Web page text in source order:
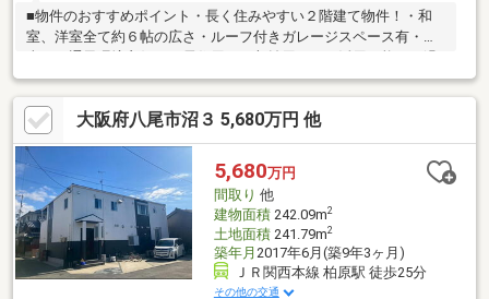
■物件のおすすめポイント・長く住みやすい２階建て物件！・和
室、洋室全て約６帖の広さ・ルーフ付きガレージスペース有・陽
ごしやすい閑静な住宅地の環境・前道広く車の出し入れも行いや
すい！■周辺施設案内・サンプラザ松原大堀インター店：約1200
ｍ（徒歩17分）（自転車：約5分）・セブンイレブン松原一津屋
店：約1200ｍ（徒歩17分）（自転車：約5分）・松原一津屋郵便
局：約1400ｍ（徒歩19分）（自転車：約6分） 等
大阪府八尾市沼３ 5,680万円 他
5,680万円
間取り 他
建物面積242.09m2
土地面積241.79m2
築年月 2017年6月(築9年3ヶ月)
ＪＲ関西本線 柏原駅 徒歩25分
その他の交通